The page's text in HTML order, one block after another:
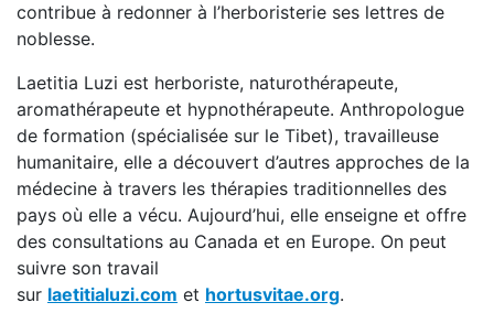
contribue à redonner à l’herboristerie ses lettres de
noblesse.
Laetitia Luzi est herboriste, naturothérapeute,
aromathérapeute et hypnothérapeute. Anthropologue
de formation (spécialisée sur le Tibet), travailleuse
humanitaire, elle a découvert d’autres approches de la
médecine à travers les thérapies traditionnelles des
pays où elle a vécu. Aujourd’hui, elle enseigne et offre
des consultations au Canada et en Europe. On peut
suivre son travail
sur laetitialuzi.com et hortusvitae.org.